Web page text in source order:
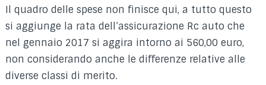
Il quadro delle spese non finisce qui, a tutto questo
si aggiunge la rata dell’assicurazione Rc auto che
nel gennaio 2017 si aggira intorno ai 560,00 euro,
non considerando anche le differenze relative alle
diverse classi di merito.